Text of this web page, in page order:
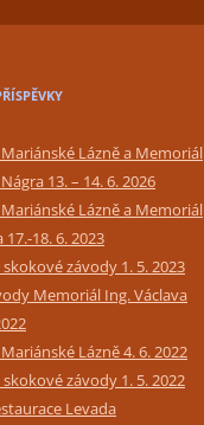
Lázně a Memoriál
13. – 14. 6. 2026
Lázně a Memoriál
17.-18. 6. 2023
závody 1. 5. 2023
Memoriál Ing. Václava
Lázně 4. 6. 2022
závody 1. 5. 2022
Levada